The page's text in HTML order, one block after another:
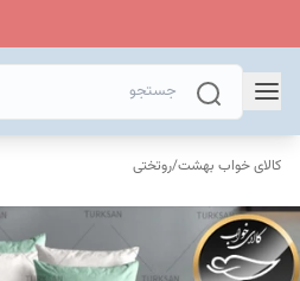
کالای خواب بهشت/روتختی